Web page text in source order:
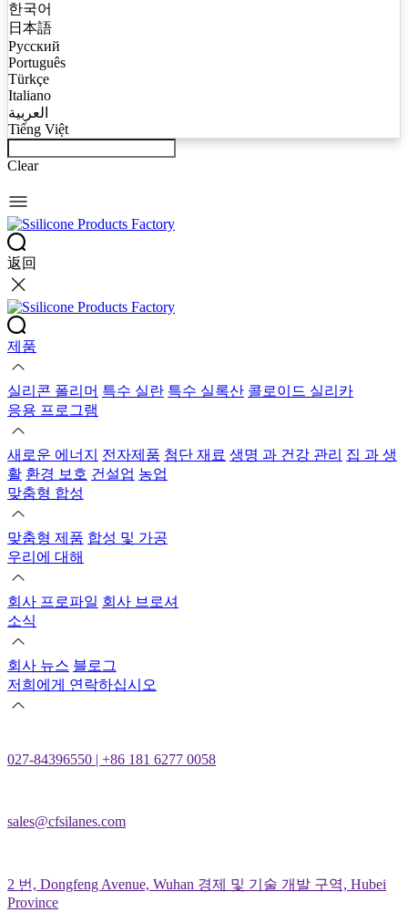
한국어
日本語
Русский
Português
Türkçe
Italiano
العربية
Tiếng Việt
Clear
返回
제품
실리콘 폴리머 특수 실란 특수 실록산 콜로이드 실리카
응용 프로그램
새로운 에너지 전자제품 첨단 재료 생명 과 건강 관리 집 과 생
활 환경 보호 건설업 농업
맞춤형 합성
맞춤형 제품 합성 및 가공
우리에 대해
회사 프로파일 회사 브로셔
소식
회사 뉴스 블로그
저희에게 연락하십시오
027-84396550 | +86 181 6277 0058
sales@cfsilanes.com
2 번, Dongfeng Avenue, Wuhan 경제 및 기술 개발 구역, Hubei
Province